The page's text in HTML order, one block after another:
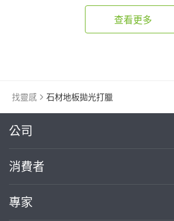
石材地
查看更多
找靈感 石材地板拋光打臘
公司
關於我們
部落格
消費者
買服務
專家
繼續完成